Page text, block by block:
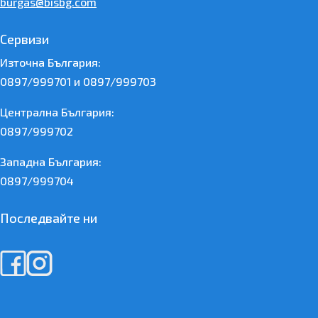
Сервизи
Източна България:
0897/999701 и 0897/999703
Централна България:
0897/999702
Западна България:
0897/999704
Последвайте ни